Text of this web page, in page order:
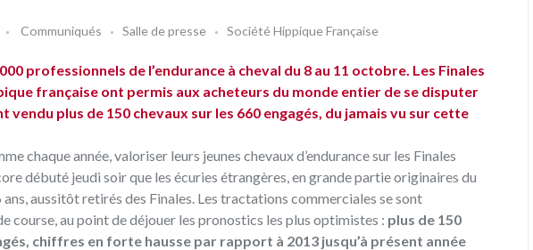
Communiqués Salle de presse Société Hippique Française
professionnels de l’endurance à cheval du 8 au 11 octobre. Les Finales
française ont permis aux acheteurs du monde entier de se disputer
plus de 150 chevaux sur les 660 engagés, du jamais vu sur cette
chaque année, valoriser leurs jeunes chevaux d’endurance sur les Finales
débuté jeudi soir que les écuries étrangères, en grande partie originaires du
aussitôt retirés des Finales. Les tractations commerciales se sont
course, au point de déjouer les pronostics les plus optimistes : plus de 150
chiffres en forte hausse par rapport à 2013 jusqu’à présent année